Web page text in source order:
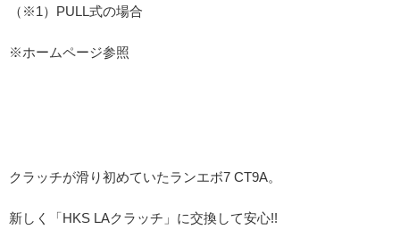
（※1）PULL式の場合
※ホームページ参照
クラッチが滑り初めていたランエボ7 CT9A。
新しく「HKS LAクラッチ」に交換して安心!!